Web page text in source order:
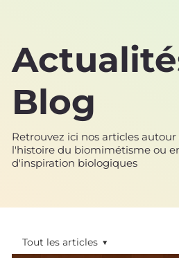
Blog
Retrouvez ici nos articles
l'histoire du biomimétisme ou
d'inspiration biologiques
Tout les articles